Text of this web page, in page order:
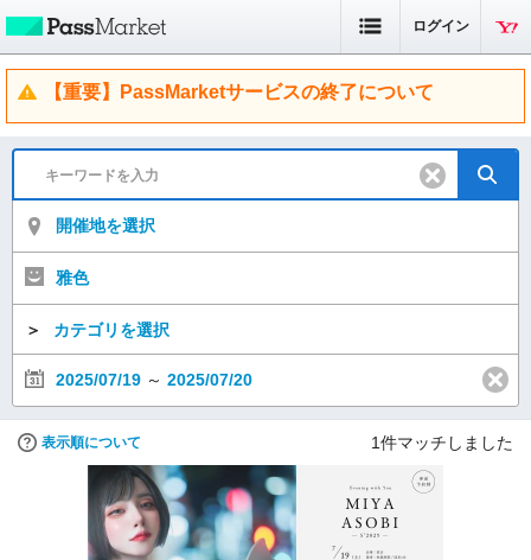
ログイン
【重要】PassMarketサービスの終了について
開催地を選択
雅色
＞ カテゴリを選択
2025/07/19 ～ 2025/07/20
表示順について 1件マッチしました